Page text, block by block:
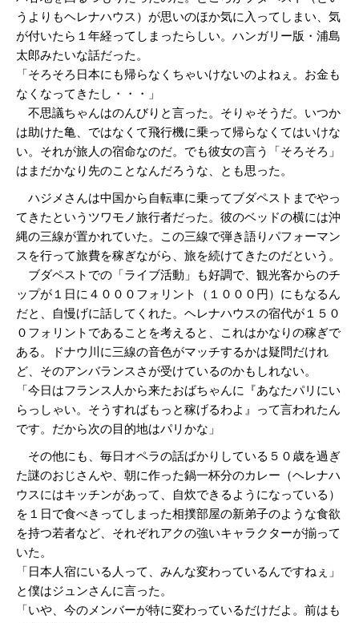
うよりもヘレナハウス）が思いのほか気に入ってしまい、気
が付いたら１年経ってしまったらしい。ハンガリー版・浦島
太郎みたいな話だった。
「そろそろ日本にも帰らなくちゃいけないのよねぇ。お金も
なくなってきたし・・・」
不思議ちゃんはのんびりと言った。そりゃそうだ。いつか
は助けた亀、ではなくて飛行機に乗って帰らなくてはいけな
い。それが旅人の宿命なのだ。でも彼女の言う「そろそろ」
はまだかなり先のことなんだろうな、とも思った。
ハジメさんは中国から自転車に乗ってブダペストまでやっ
てきたというツワモノ旅行者だった。彼のベッドの横には沖
縄の三線が置かれていた。この三線で弾き語りパフォーマン
スを行って旅費を稼ぎながら、旅を続けてきたのだという。
ブダペストでの「ライブ活動」も好調で、観光客からのチ
ップが１日に４０００フォリント（１０００円）にもなるん
だと、自慢げに話してくれた。ヘレナハウスの宿代が１５０
０フォリントであることを考えると、これはかなりの稼ぎで
ある。ドナウ川に三線の音色がマッチするかは疑問だけれ
ど、そのアンバランスさが受けているのかもしれない。
「今日はフランス人から来たおばちゃんに『あなたパリにい
らっしゃい。そうすればもっと稼げるわよ』って言われたん
です。だから次の目的地はパリかな」
その他にも、毎日オペラの話ばかりしている５０歳を過ぎ
た謎のおじさんや、朝に作った鍋一杯分のカレー（ヘレナハ
ウスにはキッチンがあって、自炊できるようになっている）
を１日で食べきってしまった相撲部屋の新弟子のような食欲
を持つ若者など、それぞれアクの強いキャラクターが揃って
いた。
「日本人宿にいる人って、みんな変わっているんですねぇ」
と僕はジュンさんに言った。
「いや、今のメンバーが特に変わっているだけだよ。前はも